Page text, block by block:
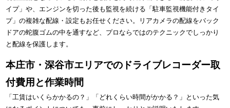
イプ」や、エンジンを切った後も監視を続ける「駐車監視機能付きタイ
プ」の複雑な配線・設定もお任せください。リアカメラの配線をバック
ドアの蛇腹ゴムの中を通すなど、プロならではのテクニックでしっかり
と配線を保護します。
本庄市・深谷市エリアでのドライブレコーダー取
付費用と作業時間
「工賃はいくらかかるの？」「どれくらい時間がかかる？」といった気